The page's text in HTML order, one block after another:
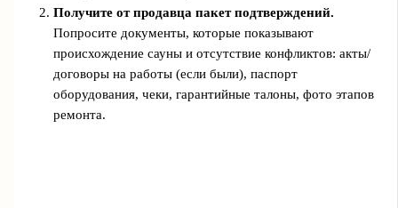
Получите от продавца пакет подтверждений.
Попросите документы, которые показывают
происхождение сауны и отсутствие конфликтов: акты/
договоры на работы (если были), паспорт
оборудования, чеки, гарантийные талоны, фото этапов
ремонта.